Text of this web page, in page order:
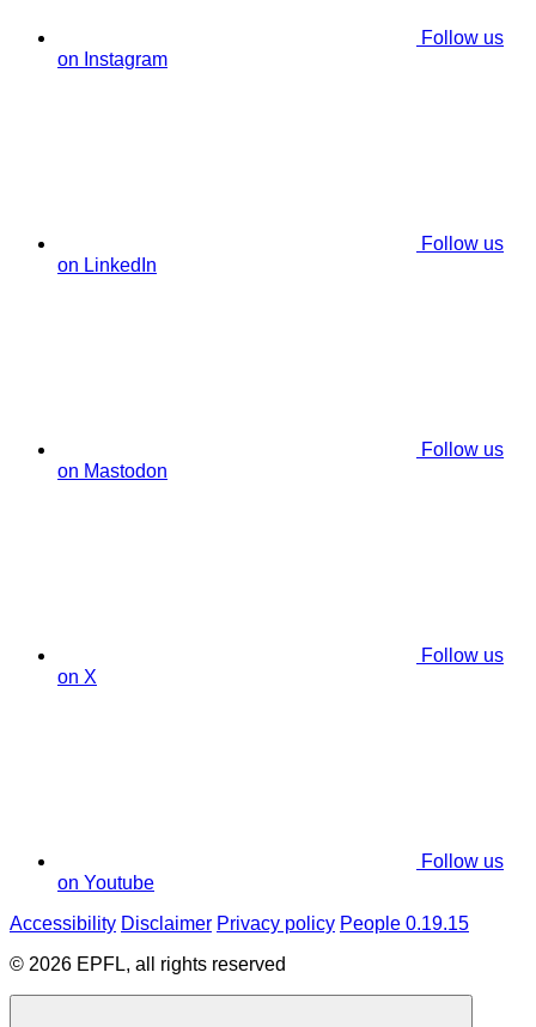
Follow us
on Instagram
Follow us
on LinkedIn
Follow us
on Mastodon
Follow us
on X
Follow us
on Youtube
Accessibility Disclaimer Privacy policy People 0.19.15
© 2026 EPFL, all rights reserved